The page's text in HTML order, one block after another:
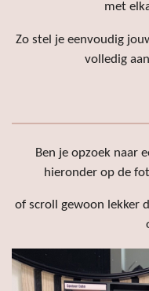
met
Zo stel je eenvoudig
volledig
Ben je opzoek naar
hieronder op de
of scroll gewoon lekker